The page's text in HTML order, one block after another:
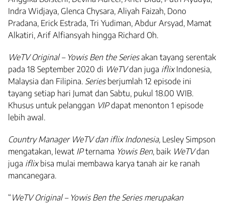
Indra Widjaya, Glenca Chysara, Aliyah Faizah, Dono
Pradana, Erick Estrada, Tri Yudiman, Abdur Arsyad, Mamat
Alkatiri, Arif Alfiansyah hingga Richard Oh.
WeTV Original – Yowis Ben the Seriesakan tayang serentak
pada 18 September 2020 di WeTVdan juga iflixIndonesia,
Malaysia dan Filipina. Seriesberjumlah 12 episode ini
tayang setiap hari Jumat dan Sabtu, pukul 18.00 WIB.
Khusus untuk pelanggan VIPdapat menonton 1 episode
lebih awal.
Country Manager WeTV dan iflix Indonesia, Lesley Simpson
mengatakan, lewat IPternama Yowis Ben, baik WeTVdan
juga iflixbisa mulai membawa karya tanah air ke ranah
mancanegara.
“ WeTV Original – Yowis Ben the Series merupakan